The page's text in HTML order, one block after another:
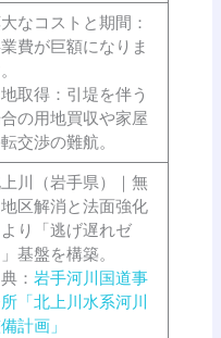
なコストと期間：
費が巨額になりま
取得：引堤を伴う
の用地買収や家屋
交渉の難航。
川（岩手県）｜無
区解消と法面強化
り「逃げ遅れゼ
基盤を構築。
：岩手河川国道事
「北上川水系河川
計画」